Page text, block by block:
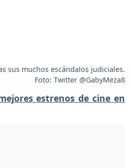
sus muchos escándalos judiciales.
Foto: Twitter @GabyMeza8
estrenos de cine en